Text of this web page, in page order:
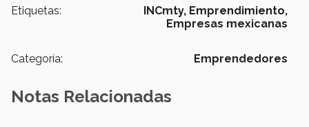
Etiquetas: INCmty, Emprendimiento,
Empresas mexicanas
Categoría: Emprendedores
Notas Relacionadas